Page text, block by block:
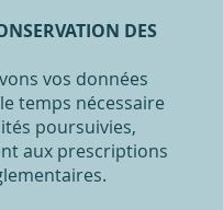
DES
vos données
temps nécessaire
poursuivies,
aux prescriptions